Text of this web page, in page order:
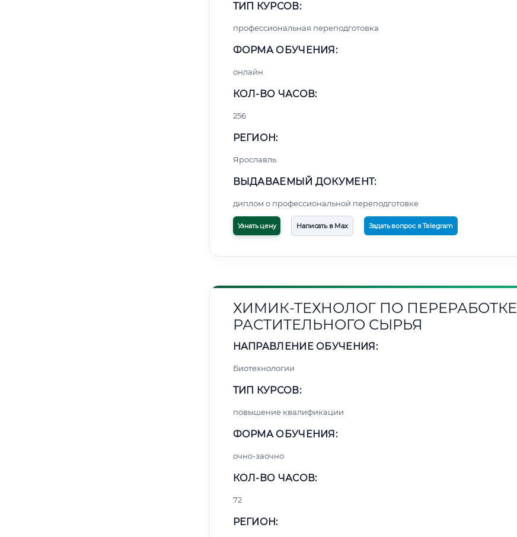
ТИП КУРСОВ:
профессиональная переподготовка
ФОРМА ОБУЧЕНИЯ:
онлайн
КОЛ-ВО ЧАСОВ:
256
РЕГИОН:
Ярославль
ВЫДАВАЕМЫЙ ДОКУМЕНТ:
диплом о профессиональной переподготовке
Узнать цену Написать в Max Задать вопрос в Telegram
ХИМИК-ТЕХНОЛОГ ПО ПЕРЕРАБОТКЕ
РАСТИТЕЛЬНОГО СЫРЬЯ
НАПРАВЛЕНИЕ ОБУЧЕНИЯ:
Биотехнологии
ТИП КУРСОВ:
повышение квалификации
ФОРМА ОБУЧЕНИЯ:
очно-заочно
КОЛ-ВО ЧАСОВ:
72
РЕГИОН: